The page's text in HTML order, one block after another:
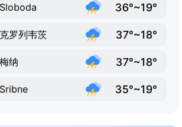
Sloboda 36°~19°
克罗列韦茨 37°~18°
梅纳 37°~18°
Sribne 35°~19°